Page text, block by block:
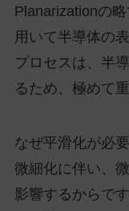
Planarizationの
用いて半導体の
プロセスは、半
るため、極めて重
なぜ平滑化が必
微細化に伴い、
影響するからで